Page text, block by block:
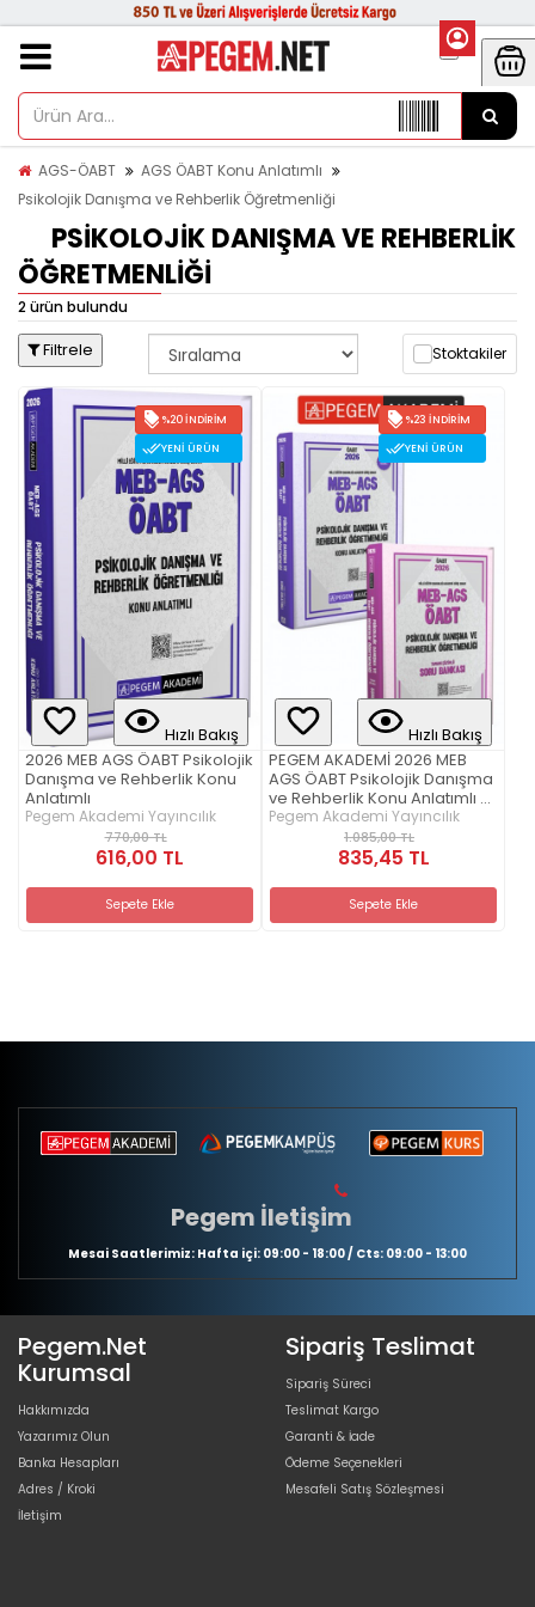
AGS-ÖABT
AGS ÖABT Konu Anlatımlı
Psikolojik Danışma ve Rehberlik Öğretmenliği
PSIKOLOJIK DANIŞMA VE REHBERLIK
ÖĞRETMENLIĞI
2 ürün bulundu
Filtrele Stoktakiler
%20 İNDIRIM
YENI ÜRÜN
Hızlı Bakış
2026 MEB AGS ÖABT Psikolojik
Danışma ve Rehberlik Konu
Anlatımlı
Pegem Akademi Yayıncılık
770,00 TL
616,00 TL
Sepete Ekle
%23 İNDIRIM
YENI ÜRÜN
Hızlı Bakış
PEGEM AKADEMİ 2026 MEB
AGS ÖABT Psikolojik Danışma
ve Rehberlik Konu Anlatımlı +
2026 MEB AGS ÖABT Psikolojik
Danışma ve Rehberlik
Tamamı Çözümlü Soru
Bankası Seti (2.Kitap)
Pegem Akademi Yayıncılık
1.085,00 TL
835,45 TL
Sepete Ekle
Pegem İletişim
Mesai Saatlerimiz: Hafta içi: 09:00 - 18:00 / Cts: 09:00 - 13:00
Pegem.Net
Kurumsal
Hakkımızda
Yazarımız Olun
Banka Hesapları
Adres / Kroki
İletişim
Sipariş Teslimat
Sipariş Süreci
Teslimat Kargo
Garanti & İade
Ödeme Seçenekleri
Mesafeli Satış Sözleşmesi